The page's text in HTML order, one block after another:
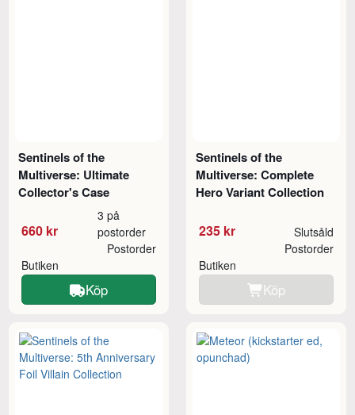
Sentinels of the
Multiverse: Ultimate
Collector's Case
660 kr
3 på
postorder
Butiken
Postorder
Köp
Sentinels of the
Multiverse: Complete
Hero Variant Collection
235 kr Slutsåld
Butiken
Postorder
Köp